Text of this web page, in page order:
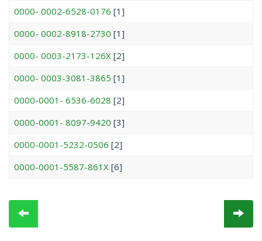
0000- 0002-6528-0176 [1]
0000- 0002-8918-2730 [1]
0000- 0003-2173-126X [2]
0000- 0003-3081-3865 [1]
0000-0001- 6536-6028 [2]
0000-0001- 8097-9420 [3]
0000-0001-5232-0506 [2]
0000-0001-5587-861X [6]